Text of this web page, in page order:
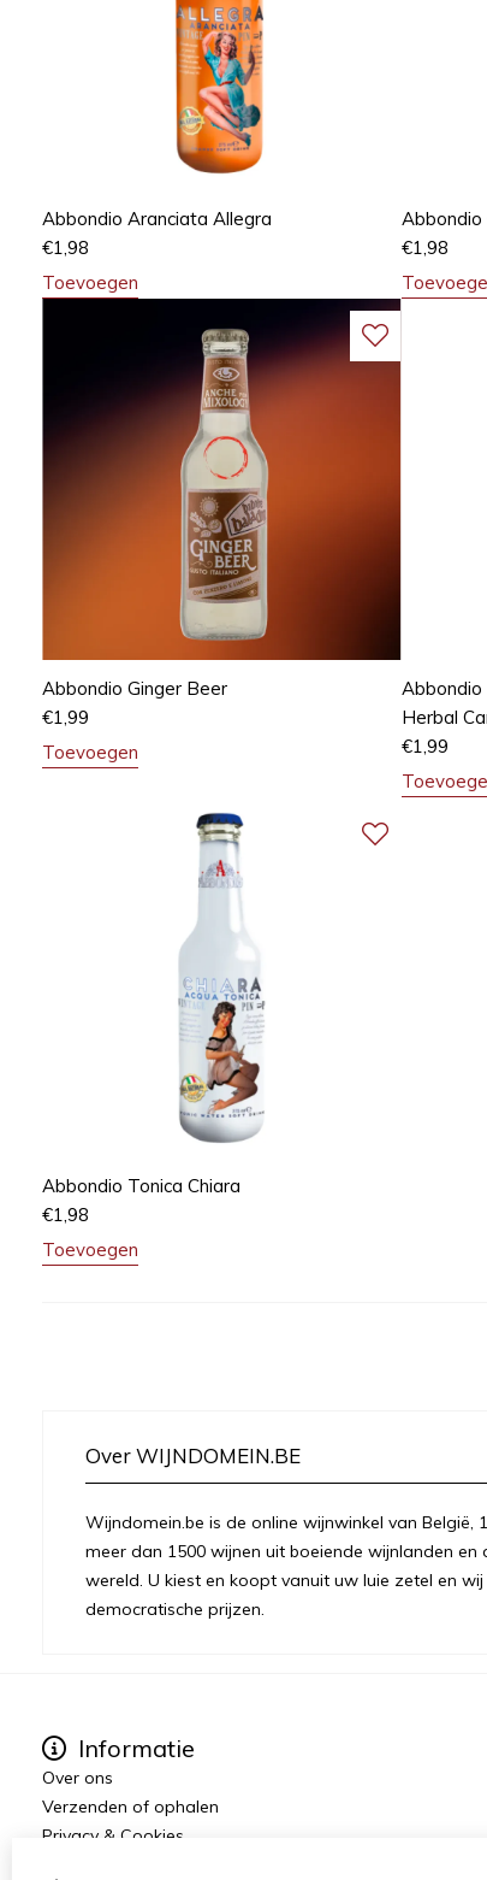
Abbondio Aranciata Allegra
€1,98
Toevoegen
€1,98
Abbondio Ginger Beer
€1,99
Toevoegen
Herbal
€1,99
Abbondio Tonica Chiara
€1,98
Toevoegen
Over WIJNDOMEIN.BE
Wijndomein.be is de online wijnwinkel van België,
meer dan 1500 wijnen uit boeiende wijnlanden
wereld. U kiest en koopt vanuit uw luie zetel en
democratische prijzen.
Informatie
Over ons
Verzenden of ophalen
Privacy & Cookies